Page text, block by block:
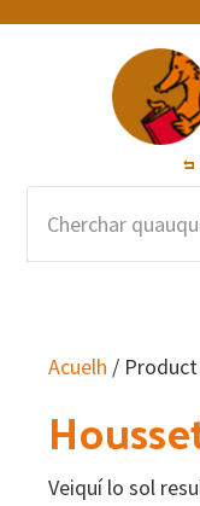
Skip
Skip
Skip
Acuelh /
Veiquí lo sol